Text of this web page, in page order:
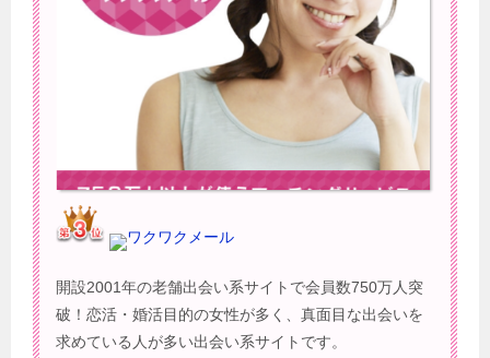
ワクワクメール
開設2001年の老舗出会い系サイトで会員数750万人突
破！恋活・婚活目的の女性が多く、真面目な出会いを
求めている人が多い出会い系サイトです。